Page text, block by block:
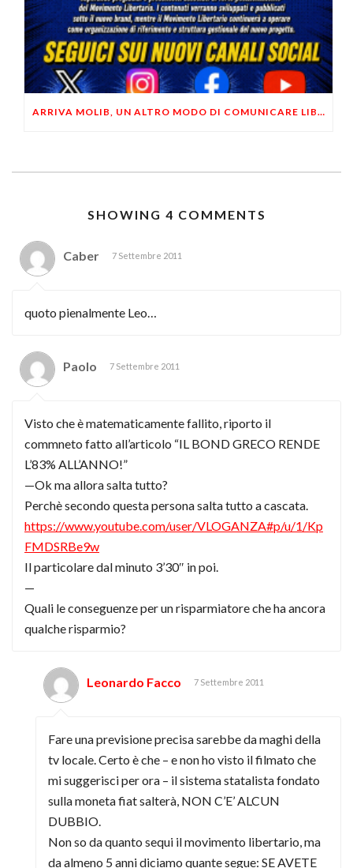
ARRIVA MOLIB, UN ALTRO MODO DI COMUNICARE LIBERTARIO
SHOWING 4 COMMENTS
Caber 7 Settembre 2011
quoto pienalmente Leo…
Paolo 7 Settembre 2011
Visto che è matematicamente fallito, riporto il
commneto fatto all’articolo “IL BOND GRECO RENDE
L’83% ALL’ANNO!”
—Ok ma allora salta tutto?
Perchè secondo questa persona salta tutto a cascata.
https://www.youtube.com/user/VLOGANZA#p/u/1/Kp
FMDSRBe9w
Il particolare dal minuto 3’30″ in poi.
—
Quali le conseguenze per un risparmiatore che ha ancora
qualche risparmio?
Leonardo Facco 7 Settembre 2011
Fare una previsione precisa sarebbe da maghi della
tv locale. Certo è che – e non ho visto il filmato che
mi suggerisci per ora – il sistema statalista fondato
sulla moneta fiat salterà, NON C’E’ ALCUN
DUBBIO.
Non so da quanto sequi il movimento libertario, ma
da almeno 5 anni diciamo quante segue: SE AVETE